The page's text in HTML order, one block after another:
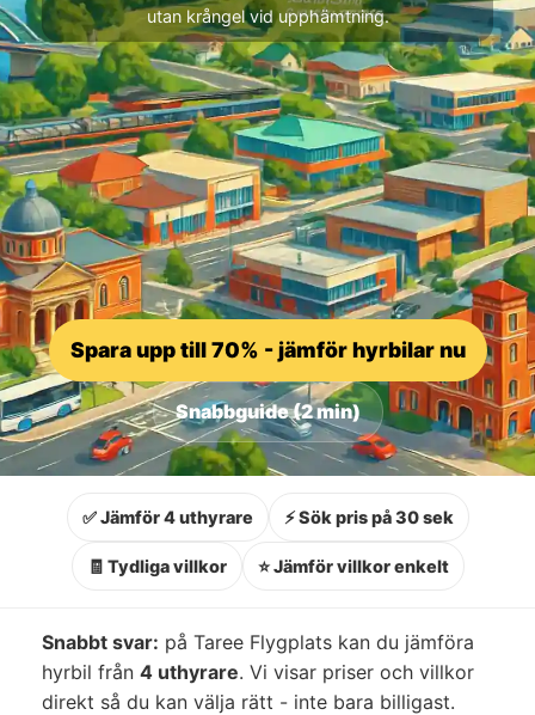
utan krångel vid upphämtning.
Spara upp till 70% - jämför hyrbilar nu
Snabbguide (2 min)
✅ Jämför 4 uthyrare ⚡ Sök pris på 30 sek
🧾 Tydliga villkor ⭐ Jämför villkor enkelt
Snabbt svar: på Taree Flygplats kan du jämföra
hyrbil från 4 uthyrare. Vi visar priser och villkor
direkt så du kan välja rätt - inte bara billigast.